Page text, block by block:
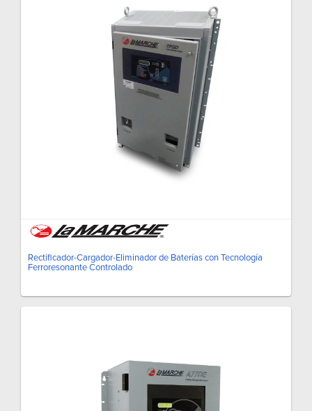
Rectificador-Cargador-Eliminador de Baterías con Tecnología
Ferroresonante Controlado